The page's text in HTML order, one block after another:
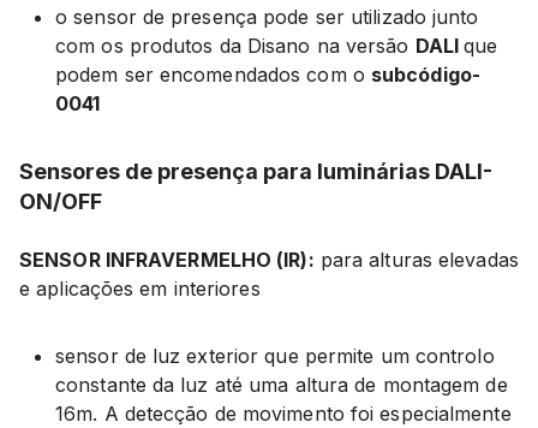
o sensor de presença pode ser utilizado junto
com os produtos da Disano na versão DALIque
podem ser encomendados com o subcódigo-
0041
Sensores de presença para luminárias DALI-
ON/OFF
SENSOR INFRAVERMELHO (IR): para alturas elevadas
e aplicações em interiores
sensor de luz exterior que permite um controlo
constante da luz até uma altura de montagem de
16m. A detecção de movimento foi especialmente